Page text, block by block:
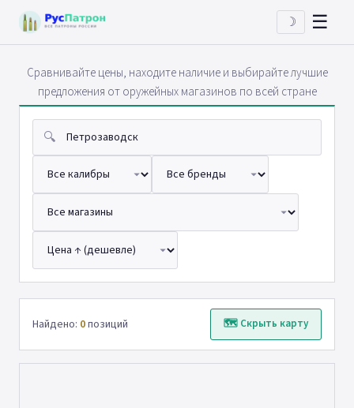
☽ ☰
Сравнивайте цены, находите наличие и выбирайте лучшие
предложения от оружейных магазинов по всей стране
🔍
Найдено: 0позиций 🗺 Скрыть карту